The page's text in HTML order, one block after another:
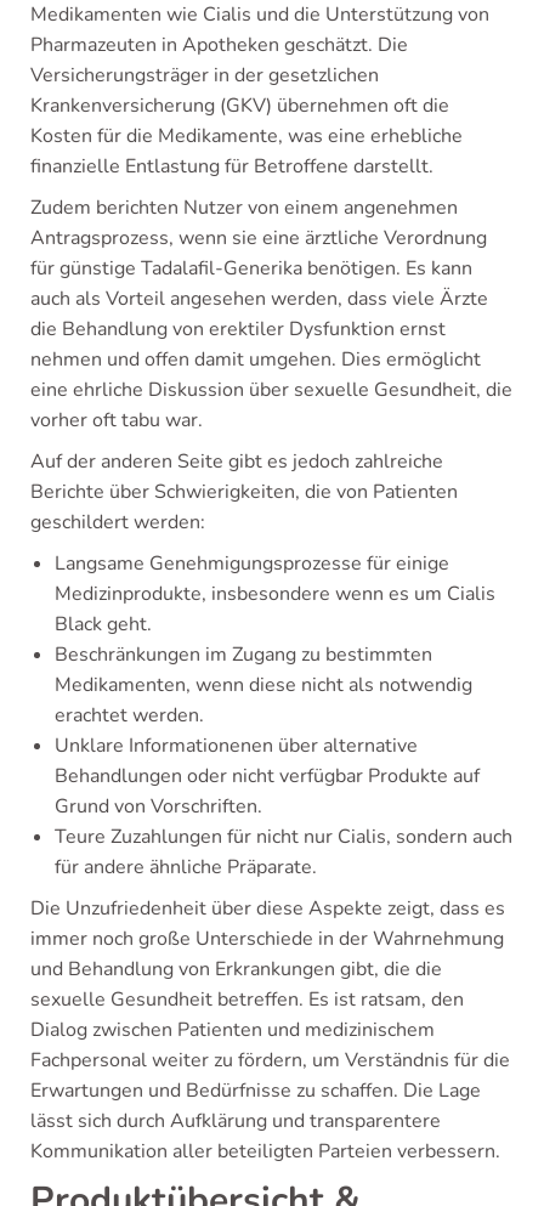
Medikamenten wie Cialis und die Unterstützung von
Pharmazeuten in Apotheken geschätzt. Die
Versicherungsträger in der gesetzlichen
Krankenversicherung (GKV) übernehmen oft die
Kosten für die Medikamente, was eine erhebliche
finanzielle Entlastung für Betroffene darstellt.
Zudem berichten Nutzer von einem angenehmen
Antragsprozess, wenn sie eine ärztliche Verordnung
für günstige Tadalafil-Generika benötigen. Es kann
auch als Vorteil angesehen werden, dass viele Ärzte
die Behandlung von erektiler Dysfunktion ernst
nehmen und offen damit umgehen. Dies ermöglicht
eine ehrliche Diskussion über sexuelle Gesundheit, die
vorher oft tabu war.
Auf der anderen Seite gibt es jedoch zahlreiche
Berichte über Schwierigkeiten, die von Patienten
geschildert werden:
Langsame Genehmigungsprozesse für einige
Medizinprodukte, insbesondere wenn es um Cialis
Black geht.
Beschränkungen im Zugang zu bestimmten
Medikamenten, wenn diese nicht als notwendig
erachtet werden.
Unklare Informationenen über alternative
Behandlungen oder nicht verfügbar Produkte auf
Grund von Vorschriften.
Teure Zuzahlungen für nicht nur Cialis, sondern auch
für andere ähnliche Präparate.
Die Unzufriedenheit über diese Aspekte zeigt, dass es
immer noch große Unterschiede in der Wahrnehmung
und Behandlung von Erkrankungen gibt, die die
sexuelle Gesundheit betreffen. Es ist ratsam, den
Dialog zwischen Patienten und medizinischem
Fachpersonal weiter zu fördern, um Verständnis für die
Erwartungen und Bedürfnisse zu schaffen. Die Lage
lässt sich durch Aufklärung und transparentere
Kommunikation aller beteiligten Parteien verbessern.